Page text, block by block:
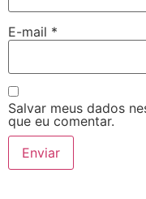
E-mail *
Salvar meus dados
que eu comentar.